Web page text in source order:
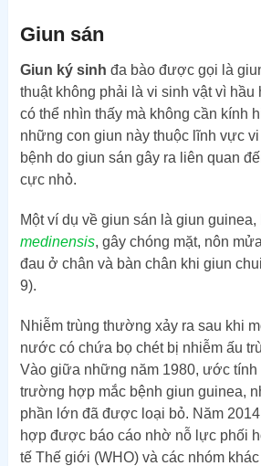
Giun sán
Giun ký sinh đa bào được gọi là
thuật không phải là vi sinh vật vì hầu
có thể nhìn thấy mà không cần kính
những con giun này thuộc lĩnh vực
bệnh do giun sán gây ra liên quan
cực nhỏ.
Một ví dụ về giun sán là giun guinea,
medinensis, gây chóng mặt, nôn
đau ở chân và bàn chân khi giun
9).
Nhiễm trùng thường xảy ra sau khi
nước có chứa bọ chét bị nhiễm ấu
Vào giữa những năm 1980, ước tính
trường hợp mắc bệnh giun guinea,
phần lớn đã được loại bỏ. Năm
hợp được báo cáo nhờ nỗ lực phối
tế Thế giới (WHO) và các nhóm